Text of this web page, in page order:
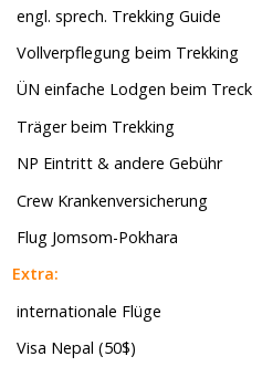
engl. sprech. Trekking Guide
Vollverpflegung beim Trekking
ÜN einfache Lodgen beim Treck
Träger beim Trekking
NP Eintritt & andere Gebühr
Crew Krankenversicherung
Flug Jomsom-Pokhara
Extra:
internationale Flüge
Visa Nepal (50$)